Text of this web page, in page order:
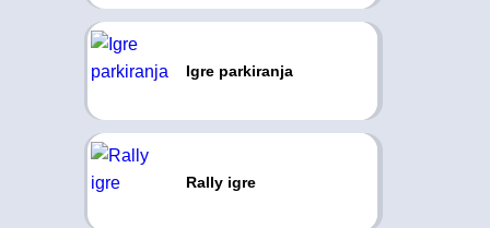
Igre parkiranja
Rally igre